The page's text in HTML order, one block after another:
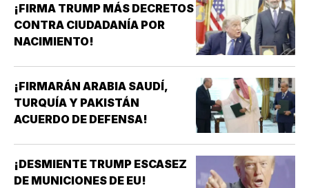
¡FIRMA TRUMP MÁS DECRETOS
CONTRA CIUDADANÍA POR
NACIMIENTO!
¡FIRMARÁN ARABIA SAUDÍ,
TURQUÍA Y PAKISTÁN
ACUERDO DE DEFENSA!
¡DESMIENTE TRUMP ESCASEZ
DE MUNICIONES DE EU!